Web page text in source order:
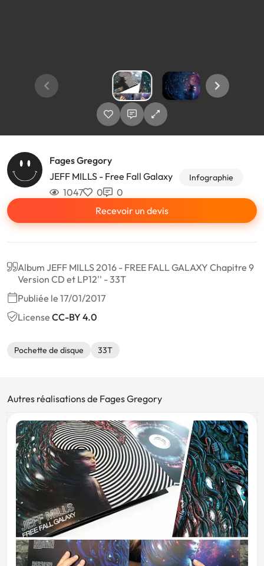
Fages Gregory
JEFF MILLS - Free Fall Galaxy
Infographie
1047 0
0
Recevoir un devis
Album JEFF MILLS 2016 - FREE FALL GALAXY Chapitre 9
Version CD et LP12'' - 33T
Publiée le 17/01/2017
License CC-BY 4.0
Pochette de disque 33T
Autres réalisations de Fages Gregory